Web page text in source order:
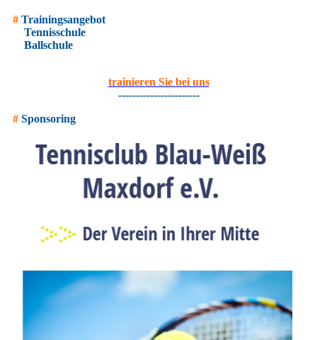
# Trainingsangebot
Tennisschule
Ballschule
trainieren Sie bei uns
-----------------------
# Sponsoring